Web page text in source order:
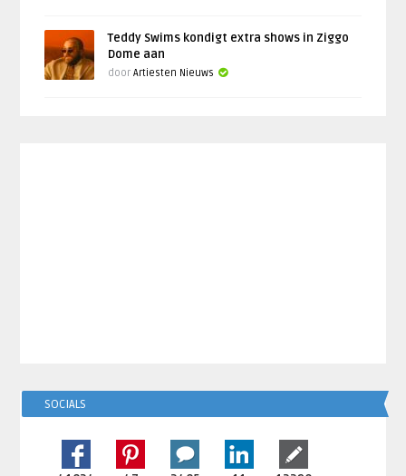
Teddy Swims kondigt extra shows in Ziggo
Dome aan
doorArtiesten Nieuws
SOCIALS